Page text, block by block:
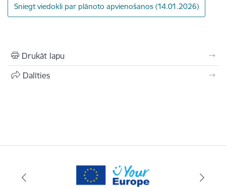
Sniegt viedokli par plānoto apvienošanos (14.01.2026)
Drukāt lapu
Dalīties